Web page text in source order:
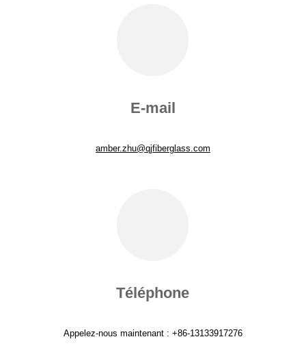
E-mail
amber.zhu@qjfiberglass.com
Téléphone
Appelez-nous maintenant : +86-13133917276